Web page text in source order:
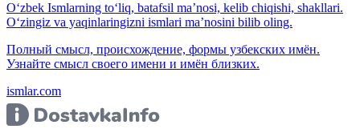
O‘zbek Ismlarning to‘liq, batafsil ma’nosi, kelib chiqishi, shakllari.
O‘zingiz va yaqinlaringizni ismlari ma’nosini bilib oling.
Полный смысл, происхождение, формы узбекских имён.
Узнайте смысл своего имени и имён близких.
ismlar.com